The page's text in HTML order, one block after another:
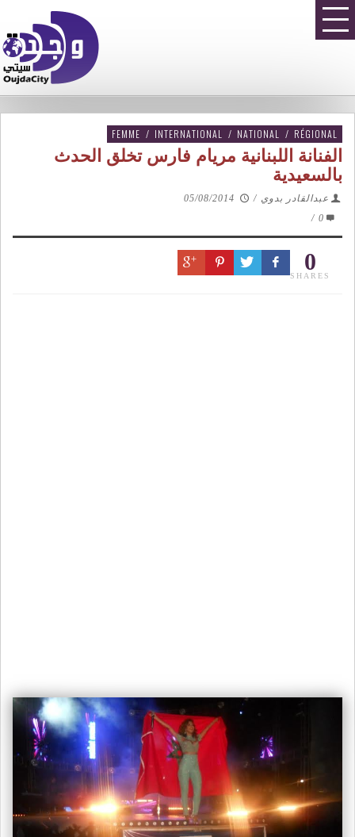
FEMME / INTERNATIONAL / NATIONAL / RÉGIONAL
الفنانة اللبنانية مريام فارس تخلق الحدث
بالسعيدية
عبدالقادر بدوي /
05/08/2014
0
/
0
SHARES